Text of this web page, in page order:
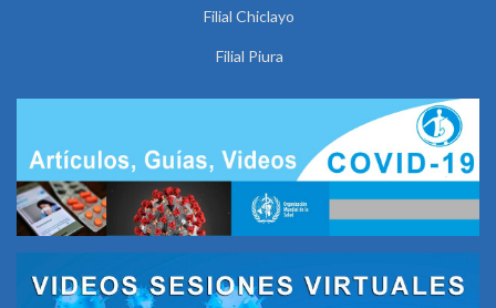
Filial Chiclayo
Filial Piura